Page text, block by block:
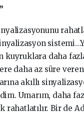
kuyruklara daha
daha az süre
akıllı
Umarım, daha
rahatlatılır. Bir de